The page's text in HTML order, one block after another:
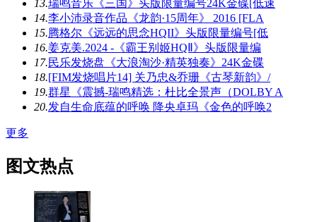
13.瑞鸣音乐《三国》头版限量编号24K金碟[低速
14.李小沛录音作品《龙韵·15周年》 2016 [FLA
15.腾格尔《远远的思念HQII》头版限量编号[低
16.姜克美.2024 -《霸王别姬HQⅡ》头版限量编
17.民乐发烧盘《大浪淘沙·精英独奏》24K金碟
18.[FIM发烧唱片14] 关乃忠&乔珊《古琴新韵》/
19.群星《震撼-瑞鸣精选：杜比全景声（DOLBY A
20.发自生命底蕴的呼唤 降央卓玛《金色的呼唤2
更多
图文热点